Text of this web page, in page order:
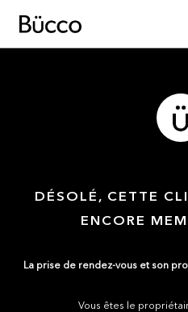
DÉSOLÉ, CETTE
ENCORE
La prise de rendez-vous et son
Vous êtes le